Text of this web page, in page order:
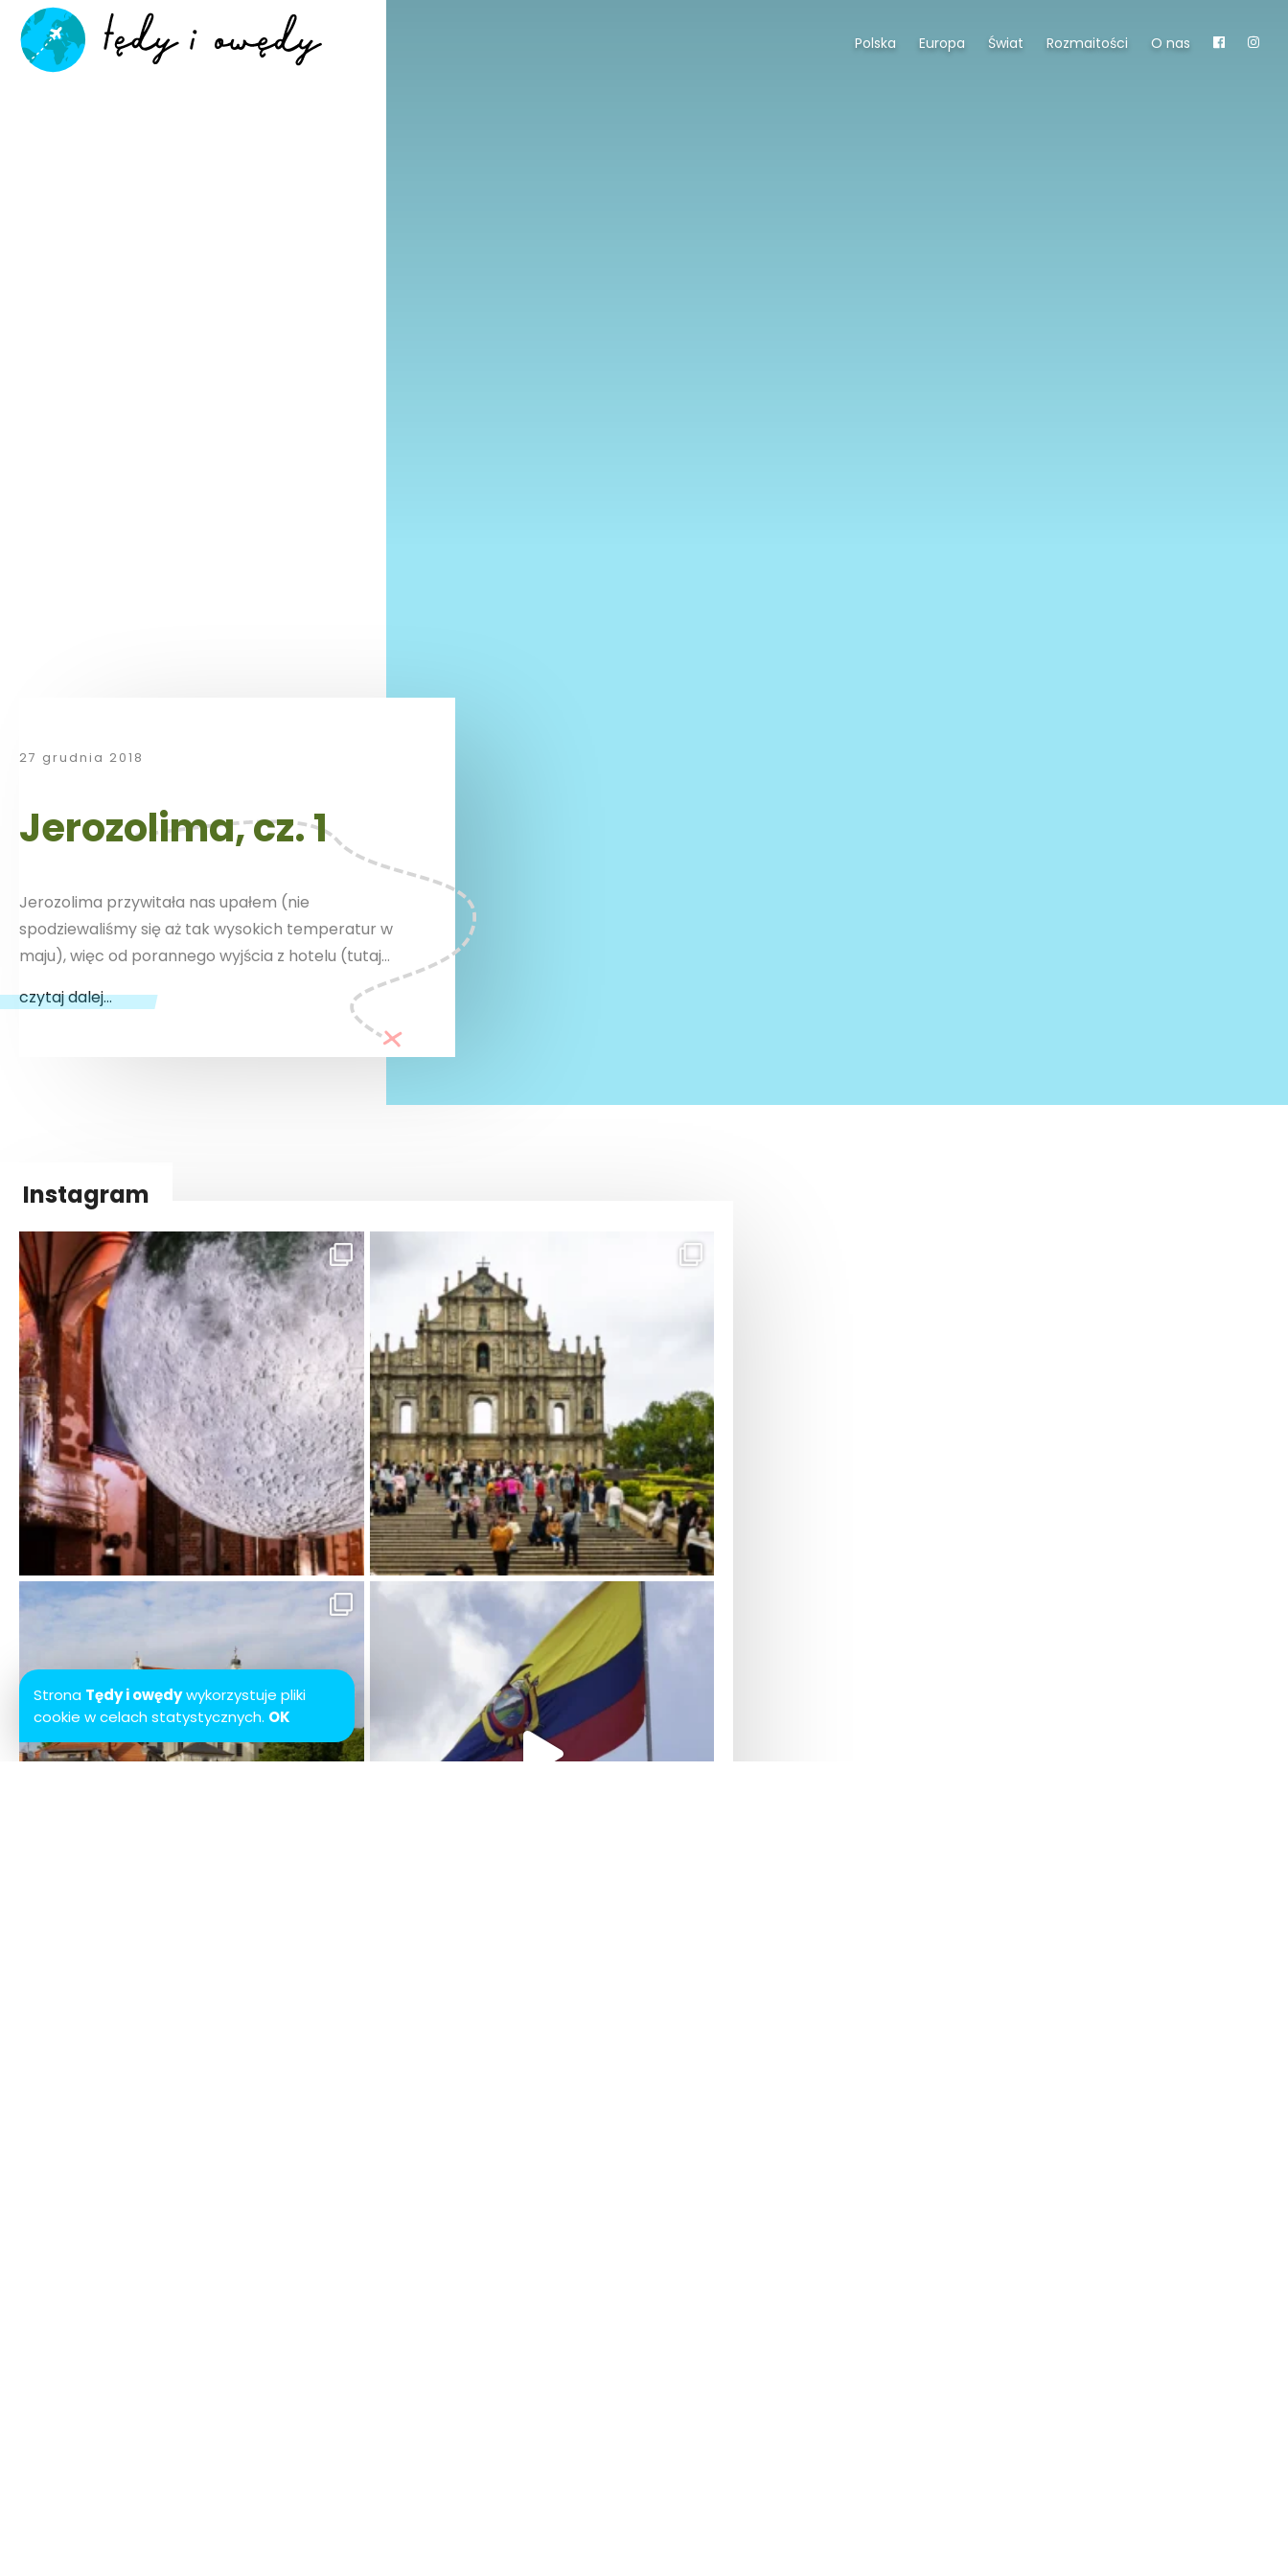
Polska Europa Świat Rozmaitości O nas
27 grudnia 2018
Jerozolima, cz. 1
Jerozolima przywitała nas upałem (nie
spodziewaliśmy się aż tak wysokich temperatur w
maju), więc od porannego wyjścia z hotelu (tutaj…
czytaj dalej...
Instagram
Strona Tędy i owędywykorzystuje pliki
cookie w celach statystycznych. OK